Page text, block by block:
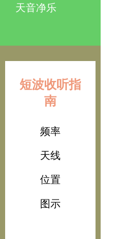
天音净乐
短波收听指
南
频率
天线
位置
图示